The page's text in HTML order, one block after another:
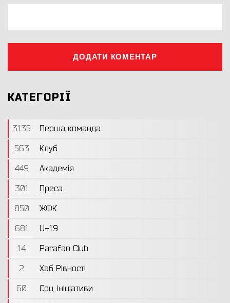
ДОДАТИ КОМЕНТАР
КАТЕГОРІЇ
3135
Перша команда
563
Клуб
449
Академія
301
Преса
850
ЖФК
681
U-19
14
Parafan Club
2
Хаб Рівності
60
Соц. ініціативи